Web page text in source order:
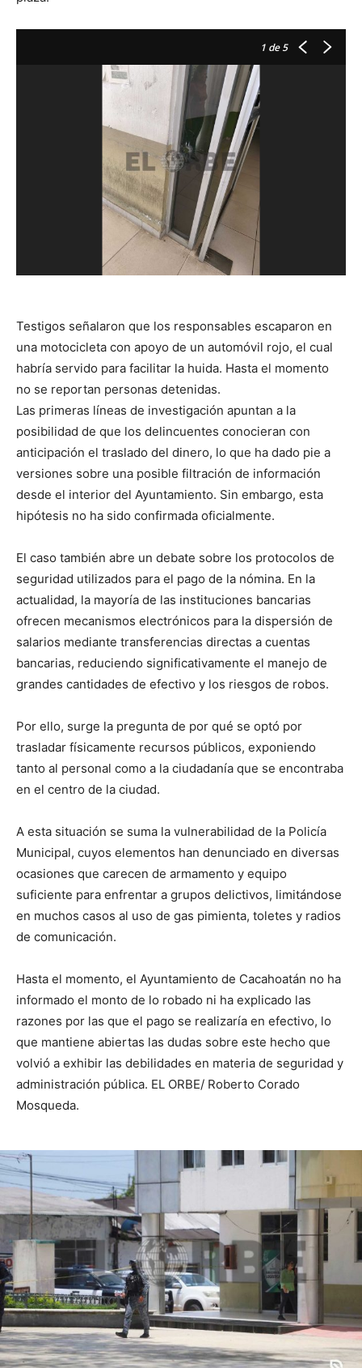
1 de 5
Testigos señalaron que los responsables escaparon en
una motocicleta con apoyo de un automóvil rojo, el cual
habría servido para facilitar la huida. Hasta el momento
no se reportan personas detenidas.
Las primeras líneas de investigación apuntan a la
posibilidad de que los delincuentes conocieran con
anticipación el traslado del dinero, lo que ha dado pie a
versiones sobre una posible filtración de información
desde el interior del Ayuntamiento. Sin embargo, esta
hipótesis no ha sido confirmada oficialmente.
El caso también abre un debate sobre los protocolos de
seguridad utilizados para el pago de la nómina. En la
actualidad, la mayoría de las instituciones bancarias
ofrecen mecanismos electrónicos para la dispersión de
salarios mediante transferencias directas a cuentas
bancarias, reduciendo significativamente el manejo de
grandes cantidades de efectivo y los riesgos de robos.
Por ello, surge la pregunta de por qué se optó por
trasladar físicamente recursos públicos, exponiendo
tanto al personal como a la ciudadanía que se encontraba
en el centro de la ciudad.
A esta situación se suma la vulnerabilidad de la Policía
Municipal, cuyos elementos han denunciado en diversas
ocasiones que carecen de armamento y equipo
suficiente para enfrentar a grupos delictivos, limitándose
en muchos casos al uso de gas pimienta, toletes y radios
de comunicación.
Hasta el momento, el Ayuntamiento de Cacahoatán no ha
informado el monto de lo robado ni ha explicado las
razones por las que el pago se realizaría en efectivo, lo
que mantiene abiertas las dudas sobre este hecho que
volvió a exhibir las debilidades en materia de seguridad y
administración pública. EL ORBE/ Roberto Corado
Mosqueda.